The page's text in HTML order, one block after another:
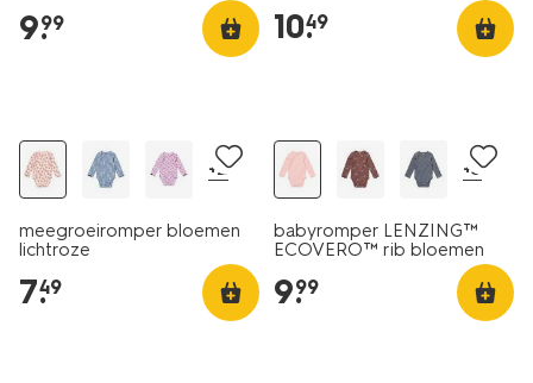
9.
99 10.
49
+2
meegroeiromper bloemen
lichtroze
7.
49
+3
babyromper LENZING™
ECOVERO™ rib bloemen
9.
99